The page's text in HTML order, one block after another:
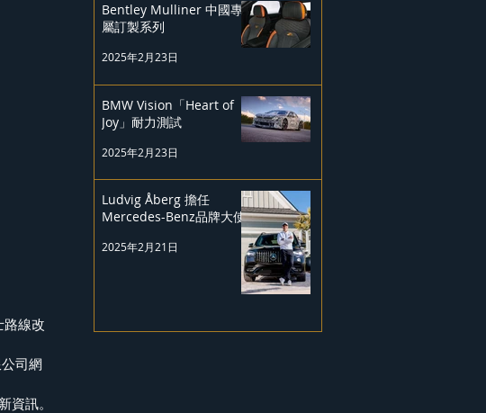
路線改
司網
訊。
Bentley Mulliner 中國專
屬訂製系列
2025年2月23日
BMW Vision「Heart of
Joy」耐力測試
2025年2月23日
Ludvig Åberg 擔任
Mercedes-Benz品牌大使
2025年2月21日